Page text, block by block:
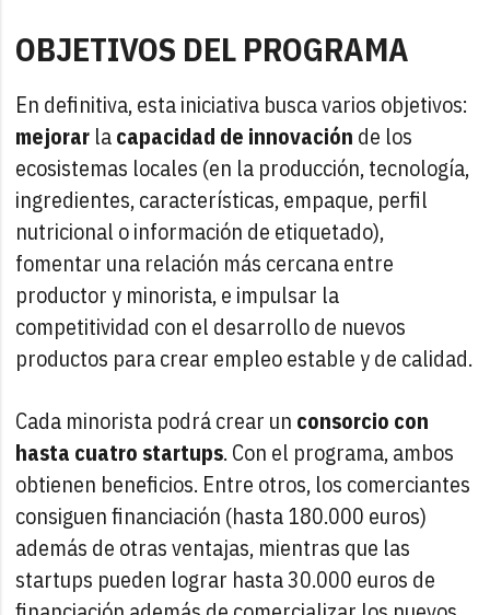
OBJETIVOS DEL PROGRAMA
En definitiva, esta iniciativa busca varios objetivos:
mejorar lacapacidad de innovación de los
ecosistemas locales (en la producción, tecnología,
ingredientes, características, empaque, perfil
nutricional o información de etiquetado),
fomentar una relación más cercana entre
productor y minorista, e impulsar la
competitividad con el desarrollo de nuevos
productos para crear empleo estable y de calidad.
Cada minorista podrá crear un consorcio con
hasta cuatro startups. Con el programa, ambos
obtienen beneficios. Entre otros, los comerciantes
consiguen financiación (hasta 180.000 euros)
además de otras ventajas, mientras que las
startups pueden lograr hasta 30.000 euros de